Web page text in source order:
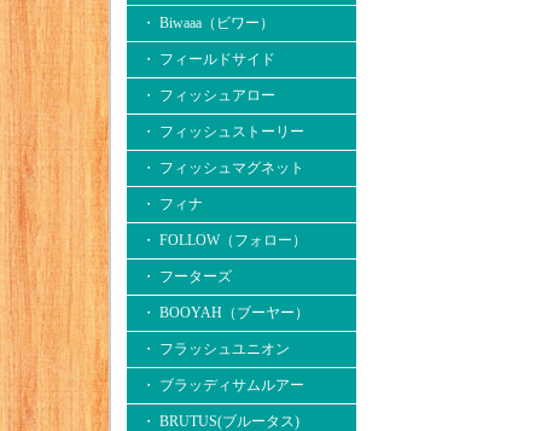
・ Biwaaa（ビワー）
・ フィールドサイド
・ フィッシュアロー
・ フィッシュストーリー
・ フィッシュマグネット
・ フィナ
・ FOLLOW（フォロー）
・ フーターズ
・ BOOYAH（ブーヤー）
・ フラッシュユニオン
・ ブラッディサムルアー
・ BRUTUS(ブルータス)